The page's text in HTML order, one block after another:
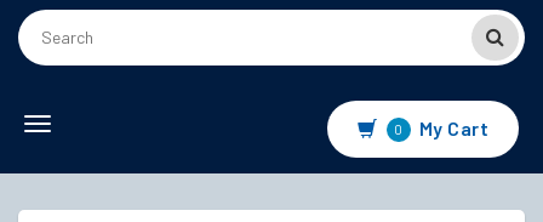
Toggle
0 My Cart